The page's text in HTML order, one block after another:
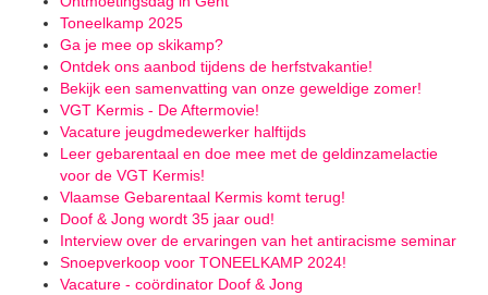
Toneelkamp 2025
Ga je mee op skikamp?
Ontdek ons aanbod tijdens de herfstvakantie!
Bekijk een samenvatting van onze geweldige zomer!
VGT Kermis - De Aftermovie!
Vacature jeugdmedewerker halftijds
Leer gebarentaal en doe mee met de geldinzamelactie
voor de VGT Kermis!
Vlaamse Gebarentaal Kermis komt terug!
Doof & Jong wordt 35 jaar oud!
Interview over de ervaringen van het antiracisme seminar
Snoepverkoop voor TONEELKAMP 2024!
Vacature - coördinator Doof & Jong